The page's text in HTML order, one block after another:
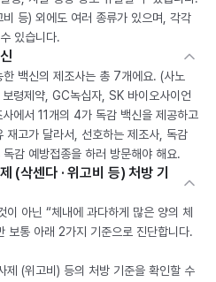
비 등) 외에도 여러 종류가 있으며, 각각
있습니다.
백신의 제조사는 총 7개에요. (사노
령제약, GC녹십자, SK 바이오사이언
에서 11개의 4가 독감 백신을 제공하고
재고가 달라서, 선호하는 제조사, 독감
감 예방접종을 하러 방문해야 해요.
(삭센다 · 위고비 등) 처방 기
이 아닌 “체내에 과다하게 많은 양의 체
보통 아래 2가지 기준으로 진단합니다.
제 (위고비) 등의 처방 기준을 확인할 수